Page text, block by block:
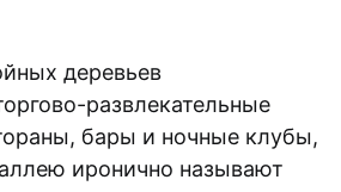
деревьев
развлекательные
бары и ночные клубы,
иронично называют